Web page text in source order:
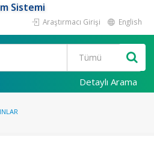
Sistemi
Araştırmacı Girişi English
Detaylı Arama